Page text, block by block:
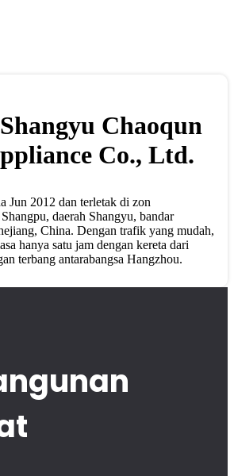
Chaoqun
Co., Ltd.
Jun 2012 dan terletak di zon
daerah Shangyu, bandar
China. Dengan trafik yang mudah,
hanya satu jam dengan kereta dari
terbang antarabangsa Hangzhou.